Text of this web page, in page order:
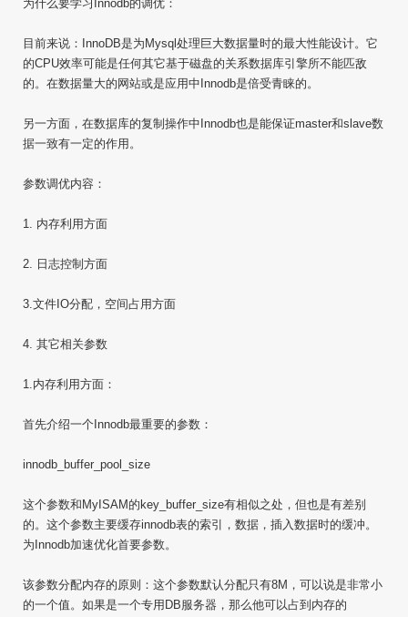
为什么要学习Innodb的调优：
目前来说：InnoDB是为Mysql处理巨大数据量时的最大性能设计。它
的CPU效率可能是任何其它基于磁盘的关系数据库引擎所不能匹敌
的。在数据量大的网站或是应用中Innodb是倍受青睐的。
另一方面，在数据库的复制操作中Innodb也是能保证master和slave数
据一致有一定的作用。
参数调优内容：
1. 内存利用方面
2. 日志控制方面
3.文件IO分配，空间占用方面
4. 其它相关参数
1.内存利用方面：
首先介绍一个Innodb最重要的参数：
innodb_buffer_pool_size
这个参数和MyISAM的key_buffer_size有相似之处，但也是有差别
的。这个参数主要缓存innodb表的索引，数据，插入数据时的缓冲。
为Innodb加速优化首要参数。
该参数分配内存的原则：这个参数默认分配只有8M，可以说是非常小
的一个值。如果是一个专用DB服务器，那么他可以占到内存的